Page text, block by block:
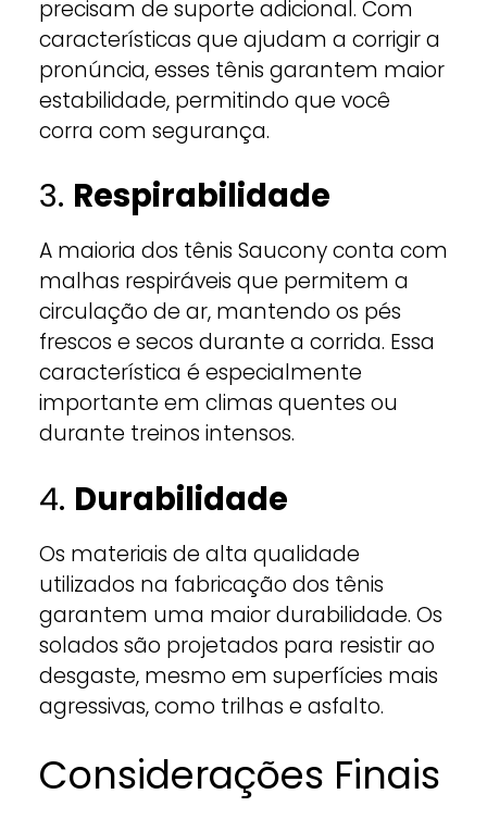
precisam de suporte adicional. Com
características que ajudam a corrigir a
pronúncia, esses tênis garantem maior
estabilidade, permitindo que você
corra com segurança.
3. Respirabilidade
A maioria dos tênis Saucony conta com
malhas respiráveis que permitem a
circulação de ar, mantendo os pés
frescos e secos durante a corrida. Essa
característica é especialmente
importante em climas quentes ou
durante treinos intensos.
4. Durabilidade
Os materiais de alta qualidade
utilizados na fabricação dos tênis
garantem uma maior durabilidade. Os
solados são projetados para resistir ao
desgaste, mesmo em superfícies mais
agressivas, como trilhas e asfalto.
Considerações Finais